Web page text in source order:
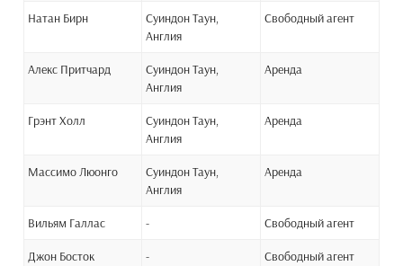
Натан Бирн
Суиндон Таун,
Англия
Свободный агент
Алекс Притчард
Суиндон Таун,
Англия
Аренда
Грэнт Холл
Суиндон Таун,
Англия
Аренда
Массимо Люонго
Суиндон Таун,
Англия
Аренда
Вильям Галлас - Свободный агент
Джон Босток - Свободный агент